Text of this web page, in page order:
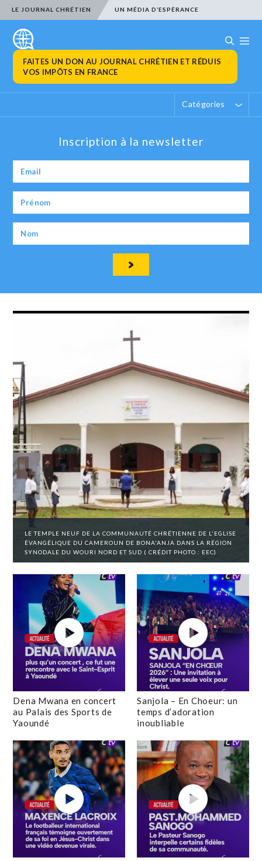
LE JOURNAL CHRÉTIEN UN MÉDIA D’ESPÉRANCE
FAITES UN DON AU JOURNAL CHRÉTIEN ET RÉDUIS
VOS IMPÔTS EN FRANCE
Catégories
Inscription à la newsletter
LE TEMPLE NEUF DE LA COMMUNAUTÉ CHRÉTIENNE DE L'EGLISE
ÉVANGÉLIQUE DU CAMEROUN DE BONA'ANJA DANS LA RÉGION
SYNODALE DU WOURI NORD ET SUD ( CRÉDIT PHOTO : EEC)
Dena Mwana en concert
au Palais des Sports de
Yaoundé
Sanjola – En Choeur: un
temps d’adoration
inoubliable